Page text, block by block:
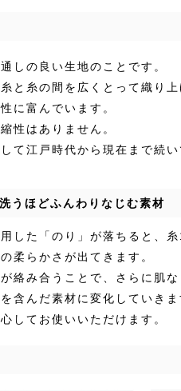
しの良い生地のことです。
と糸の間を広くとって織り上
に富んでいます。
性はありません。
て江戸時代から現在まで続
洗うほどふんわりなじむ素材
した「のり」が落ちると、
柔らかさが出てきます。
絡み合うことで、さらに肌
含んだ素材に変化していき
してお使いいただけます。